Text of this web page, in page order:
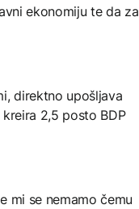
ekonomiju te da za
direktno upošljava
2,5 posto BDP
mi se nemamo čemu